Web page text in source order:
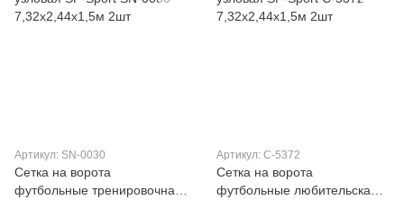
Артикул: SN-0030
Сетка на ворота
футбольные тренировочная
Артикул: C-5372
Сетка на ворота
футбольные любительская